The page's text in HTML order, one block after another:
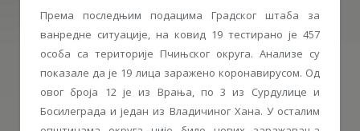
Према последњим подацима Градског штаба за
ванредне ситуације, на ковид 19 тестирано је 457
особа са територије Пчињског округа. Анализе су
показале да је 19 лица заражено коронавирусом. Од
овог броја 12 је из Врања, по 3 из Сурдулице и
Босилеграда и један из Владичиног Хана. У осталим